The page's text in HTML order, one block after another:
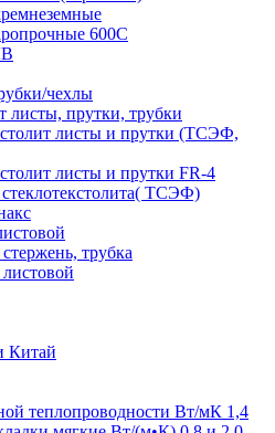
600С
чехлы
листы, прутки, трубки
листы и прутки (ТСЭФ,
листы и прутки FR-4
ТСЭФ)
трубка
Китай
теплопроводности Вт/мК 1,4